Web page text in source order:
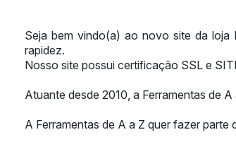
Marteletes
Peças e
Seja bem vindo(a) ao novo site da loja
rapidez.
Nosso site possui certificação SSL e
Atuante desde 2010, a Ferramentas de A
​A Ferramentas de A a Z quer fazer parte